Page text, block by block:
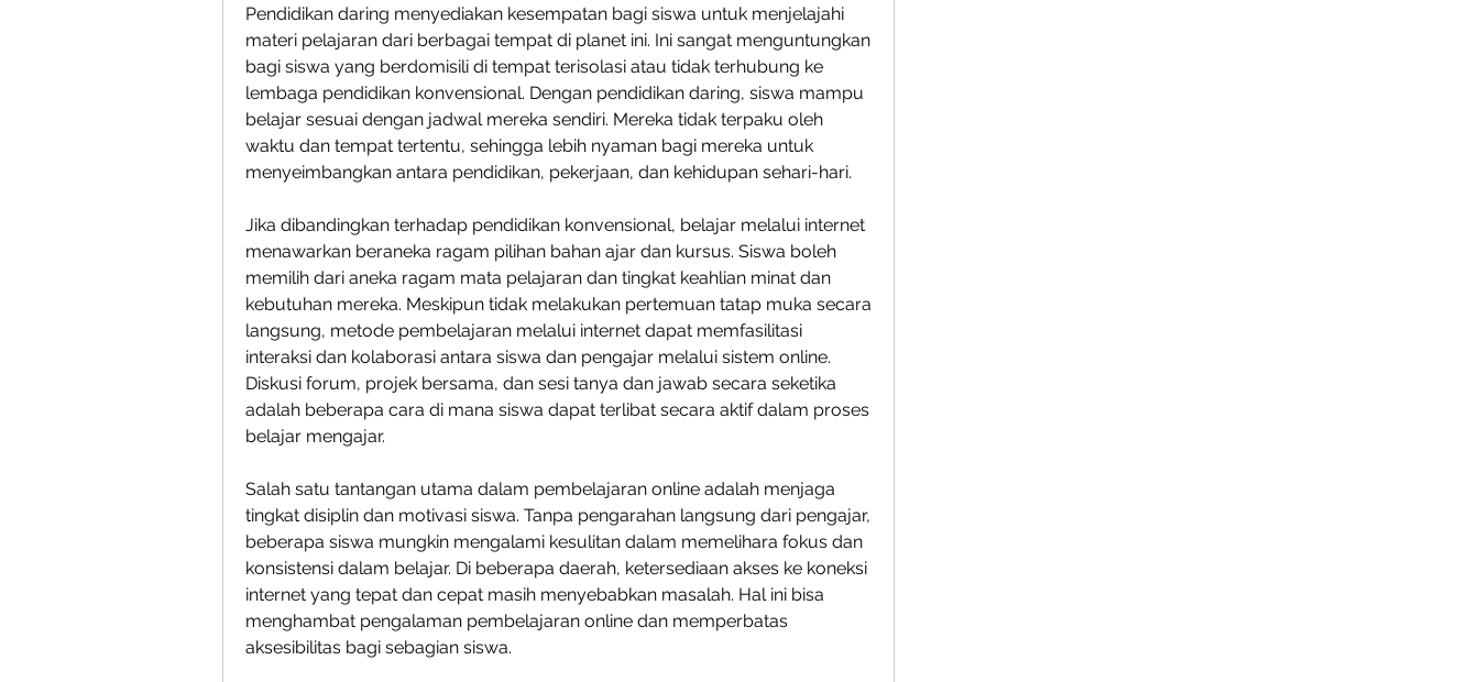
Pendidikan daring menyediakan kesempatan bagi siswa untuk menjelajahi
materi pelajaran dari berbagai tempat di planet ini. Ini sangat menguntungkan
bagi siswa yang berdomisili di tempat terisolasi atau tidak terhubung ke
lembaga pendidikan konvensional. Dengan pendidikan daring, siswa mampu
belajar sesuai dengan jadwal mereka sendiri. Mereka tidak terpaku oleh
waktu dan tempat tertentu, sehingga lebih nyaman bagi mereka untuk
menyeimbangkan antara pendidikan, pekerjaan, dan kehidupan sehari-hari.
Jika dibandingkan terhadap pendidikan konvensional, belajar melalui internet
menawarkan beraneka ragam pilihan bahan ajar dan kursus. Siswa boleh
memilih dari aneka ragam mata pelajaran dan tingkat keahlian minat dan
kebutuhan mereka. Meskipun tidak melakukan pertemuan tatap muka secara
langsung, metode pembelajaran melalui internet dapat memfasilitasi
interaksi dan kolaborasi antara siswa dan pengajar melalui sistem online.
Diskusi forum, projek bersama, dan sesi tanya dan jawab secara seketika
adalah beberapa cara di mana siswa dapat terlibat secara aktif dalam proses
belajar mengajar.
Salah satu tantangan utama dalam pembelajaran online adalah menjaga
tingkat disiplin dan motivasi siswa. Tanpa pengarahan langsung dari pengajar,
beberapa siswa mungkin mengalami kesulitan dalam memelihara fokus dan
konsistensi dalam belajar. Di beberapa daerah, ketersediaan akses ke koneksi
internet yang tepat dan cepat masih menyebabkan masalah. Hal ini bisa
menghambat pengalaman pembelajaran online dan memperbatas
aksesibilitas bagi sebagian siswa.